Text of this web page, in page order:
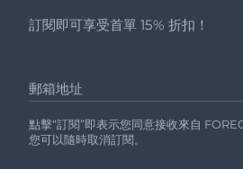
訂閱即可享受首單 15% 折扣！
郵箱地址
點擊“訂閱”即表示您同意接收來自
您可以隨時取消訂閱。